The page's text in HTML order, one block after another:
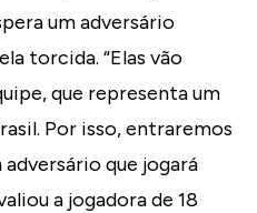
um adversário
torcida. “Elas vão
que representa um
Por isso, entraremos
que jogará
a jogadora de 18